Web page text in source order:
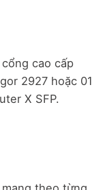
cao cấp
2927 hoặc 01
X SFP.